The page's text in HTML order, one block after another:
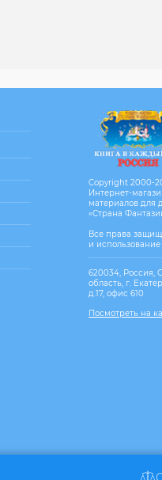
Copyright 2000-
Интернет-
материалов для
«Страна
Все права
и
620034, Россия,
область, г.
д.17, офис 610
Посмотреть на